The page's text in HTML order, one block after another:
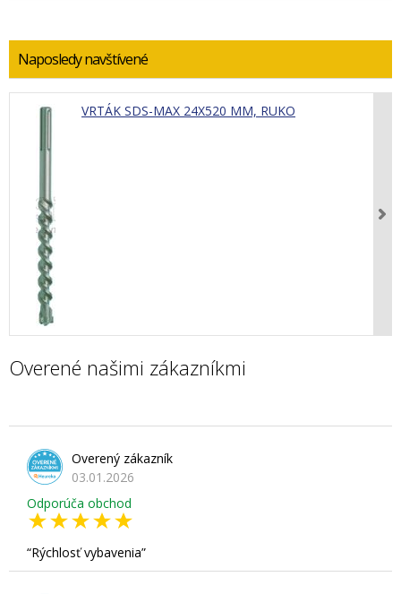
Naposledy navštívené
VRTÁK SDS-MAX 24X520 MM, RUKO
Overené našimi zákazníkmi
Overený zákazník
03.01.2026
Odporúča obchod
Rýchlosť vybavenia